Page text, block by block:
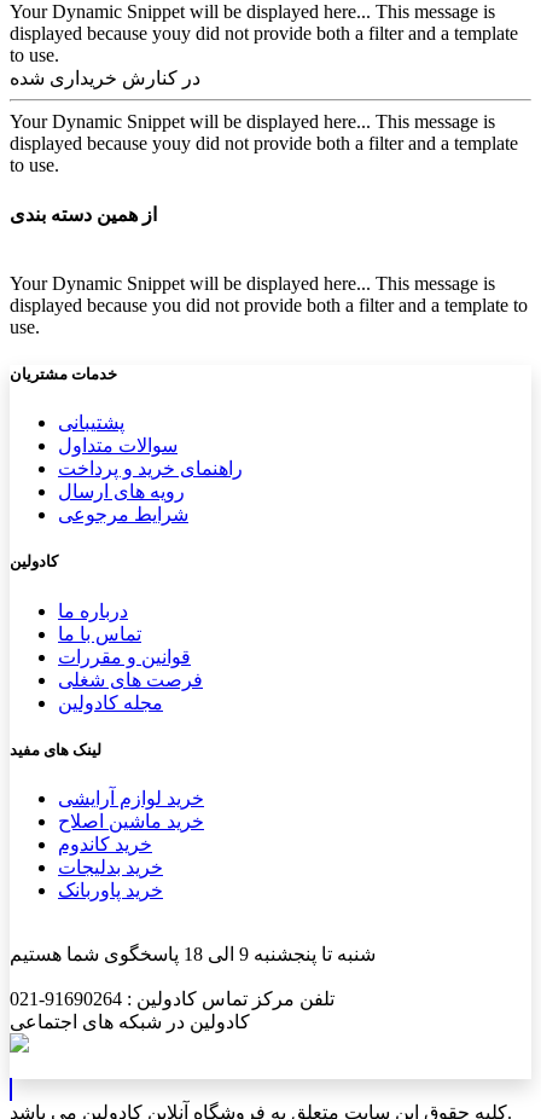
Your Dynamic Snippet will be displayed here... This message is
displayed because youy did not provide both a filter and a template
to use.
در کنارش خریداری شده
Your Dynamic Snippet will be displayed here... This message is
displayed because youy did not provide both a filter and a template
to use.
از همین دسته بندی
Your Dynamic Snippet will be displayed here... This message is
displayed because you did not provide both a filter and a template to
use.
خدمات مشتریان
پشتیب​​انی
سوالات متداول
راهنمای خرید و پرداخت
رویه های ارسال
شرایط مرجوعی
کادولین
درباره ما
تماس با ما
قوانین و مقررات
فرصت های شغلی
مجله کادولین
لینک های مفید
خرید لوازم آرایشی
خرید ماشین اصلاح
خرید کاندوم
خرید بدلیجات
خرید پاوربانک
شنبه تا پنجشنبه 9 الی 18 پاسخگوی شما هستیم
تلفن مرکز تماس کادولین : 91690264-021
کادولین در شبکه های اجتماعی
کلیه حقوق این سایت متعلق به فروشگاه آنلاین کادولین می باشد.